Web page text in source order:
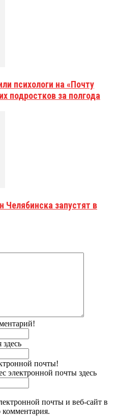
психологи на «Почту
подростков за полгода
Челябинска запустят в
почты!
электронной почты здесь
почты и веб-сайт в
комментария.